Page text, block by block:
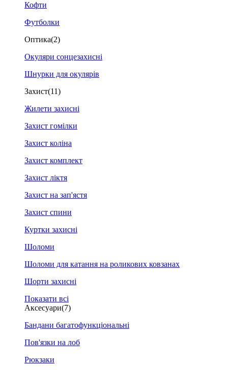
Кофти
Футболки
Оптика(2)
Окуляри сонцезахисні
Шнурки для окулярів
Захист(11)
Жилети захисні
Захист гомілки
Захист коліна
Захист комплект
Захист ліктя
Захист на зап'ястя
Захист спини
Куртки захисні
Шоломи
Шоломи для катання на роликових ковзанах
Шорти захисні
Показати всі
Аксесуари(7)
Бандани багатофункціональні
Пов'язки на лоб
Рюкзаки